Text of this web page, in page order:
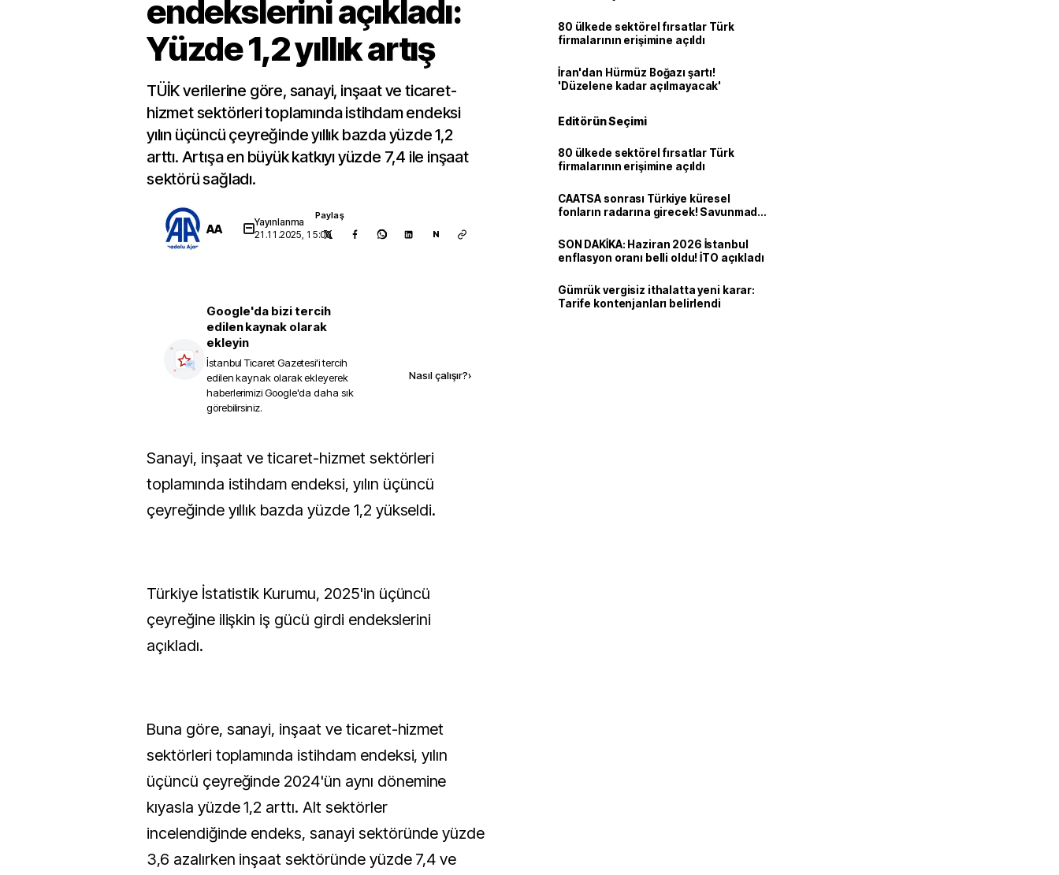
endekslerini açıkladı:
Yüzde 1,2 yıllık artış
TÜİK verilerine göre, sanayi, inşaat ve ticaret-
hizmet sektörleri toplamında istihdam endeksi
yılın üçüncü çeyreğinde yıllık bazda yüzde 1,2
arttı. Artışa en büyük katkıyı yüzde 7,4 ile inşaat
sektörü sağladı.
AA
Yayınlanma
21.11.2025, 15:00
Paylaş
N
Google'da bizi tercih
edilen kaynak olarak
ekleyin
İstanbul Ticaret Gazetesi'i tercih
edilen kaynak olarak ekleyerek
haberlerimizi Google'da daha sık
görebilirsiniz.
Nasıl çalışır?›
Sanayi, inşaat ve ticaret-hizmet sektörleri
toplamında istihdam endeksi, yılın üçüncü
çeyreğinde yıllık bazda yüzde 1,2 yükseldi.
Türkiye İstatistik Kurumu, 2025'in üçüncü
çeyreğine ilişkin iş gücü girdi endekslerini
açıkladı.
Buna göre, sanayi, inşaat ve ticaret-hizmet
sektörleri toplamında istihdam endeksi, yılın
üçüncü çeyreğinde 2024'ün aynı dönemine
kıyasla yüzde 1,2 arttı. Alt sektörler
incelendiğinde endeks, sanayi sektöründe yüzde
3,6 azalırken inşaat sektöründe yüzde 7,4 ve
80 ülkede sektörel fırsatlar Türk
firmalarının erişimine açıldı
İran'dan Hürmüz Boğazı şartı!
'Düzelene kadar açılmayacak'
Editörün Seçimi
80 ülkede sektörel fırsatlar Türk
firmalarının erişimine açıldı
CAATSA sonrası Türkiye küresel
fonların radarına girecek! Savunmadan
SON DAKİKA: Haziran 2026 İstanbul
enflasyon oranı belli oldu! İTO açıkladı
Gümrük vergisiz ithalatta yeni karar:
Tarife kontenjanları belirlendi